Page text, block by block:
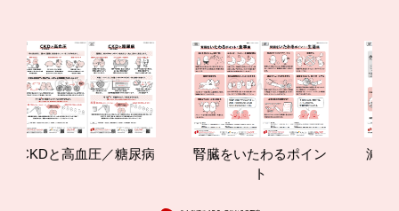
CKDと高血圧／糖尿病
腎臓をいたわるポイン
減塩